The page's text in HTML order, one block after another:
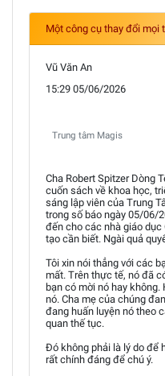
Một công cụ thay đổi mọi
Vũ Văn An
15:29 05/06/2026
Trung tâm Magis
Cha Robert Spitzer Dòng
cuốn sách về khoa học,
sáng lập viên của Trung
trong số báo ngày 05/06/
đến cho các nhà giáo dục
tạo cần biết. Ngài quả
Tôi xin nói thẳng với các
mất. Trên thực tế, nó đã
bạn có mời nó hay
nó. Cha mẹ của chúng
đang huấn luyện nó theo
quan thế tục.
Đó không phải là lý do để
rất chính đáng để chú ý.